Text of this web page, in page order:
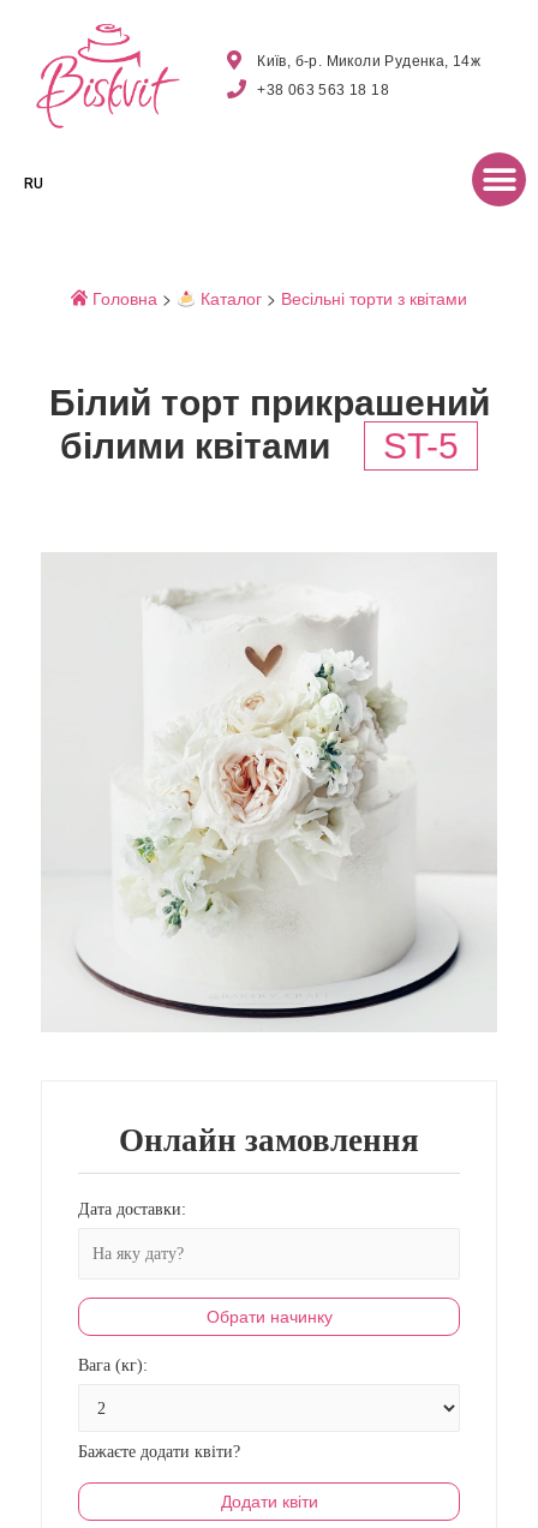
Київ, б-р. Миколи Руденка, 14ж
+38 063 563 18 18
RU
Головна > Каталог> Весільні торти з квітами
Білий торт прикрашений
білими квітами
ST-5
Онлайн замовлення
Дата доставки:
Обрати начинку
Вага (кг):
Бажаєте додати квіти?
Додати квіти